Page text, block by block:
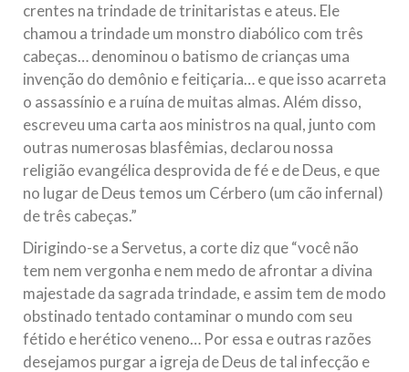
crentes na trindade de trinitaristas e ateus. Ele
chamou a trindade um monstro diabólico com três
cabeças… denominou o batismo de crianças uma
invenção do demônio e feitiçaria… e que isso acarreta
o assassínio e a ruína de muitas almas. Além disso,
escreveu uma carta aos ministros na qual, junto com
outras numerosas blasfêmias, declarou nossa
religião evangélica desprovida de fé e de Deus, e que
no lugar de Deus temos um Cérbero (um cão infernal)
de três cabeças.”
Dirigindo-se a Servetus, a corte diz que “você não
tem nem vergonha e nem medo de afrontar a divina
majestade da sagrada trindade, e assim tem de modo
obstinado tentado contaminar o mundo com seu
fétido e herético veneno… Por essa e outras razões
desejamos purgar a igreja de Deus de tal infecção e